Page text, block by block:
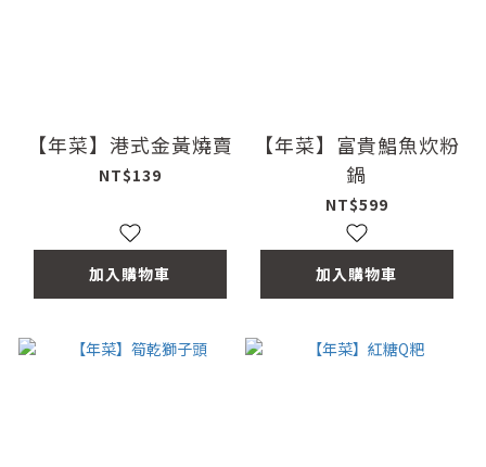
【年菜】港式金黃燒賣
NT$139
加入購物車
【年菜】富貴鯧魚炊粉
鍋
NT$599
加入購物車